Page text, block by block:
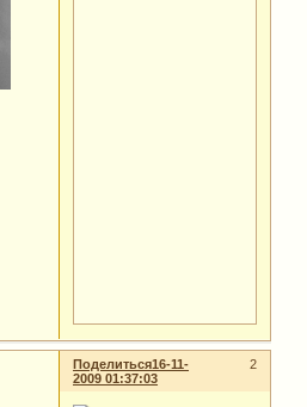
Поделиться 2
16-11-
2009 01:37:03